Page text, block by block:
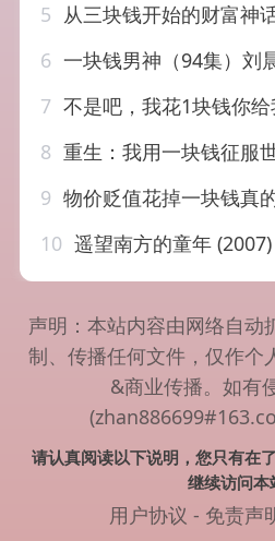
5 从三块钱开始的财富神话（
6 一块钱男神（94集）刘
7 不是吧，我花1块钱你给我100万
8 重生：我用一块钱征服
9 物价贬值花掉一块钱真
10 遥望南方的童年 (2007)
声明：本站内容由网络自动
制、传播任何文件，仅作个
&商业传播。如有
请认真阅读以下说明，您只有在
继续访问本
用户协议 - 免责声